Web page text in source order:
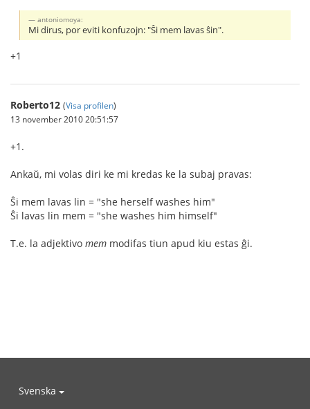
antoniomoya:
Mi dirus, por eviti konfuzojn: "Ŝi mem lavas ŝin".
+1
Roberto12 (Visa profilen)
13 november 2010 20:51:57
+1.
Ankaŭ, mi volas diri ke mi kredas ke la subaj pravas:
Ŝi mem lavas lin = "she herself washes him"
Ŝi lavas lin mem = "she washes him himself"
T.e. la adjektivo mem modifas tiun apud kiu estas ĝi.
Svenska